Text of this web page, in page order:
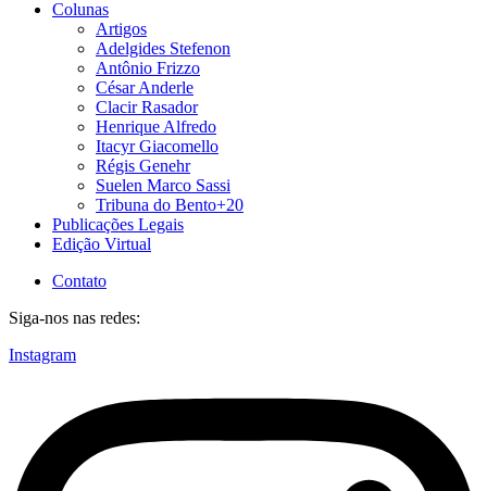
Colunas
Artigos
Adelgides Stefenon
Antônio Frizzo
César Anderle
Clacir Rasador
Henrique Alfredo
Itacyr Giacomello
Régis Genehr
Suelen Marco Sassi
Tribuna do Bento+20
Publicações Legais
Edição Virtual
Contato
Siga-nos nas redes:
Instagram